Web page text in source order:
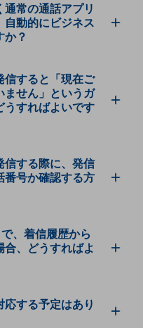
ご紹介します
ウィンドウで開きます
常の通話アプリ
動的にビジネス
か？
信すると「現在ご
ません」というガ
うすればよいです
信する際に、発信
番号か確認する方
、着信履歴から
合、どうすればよ
する予定はあり